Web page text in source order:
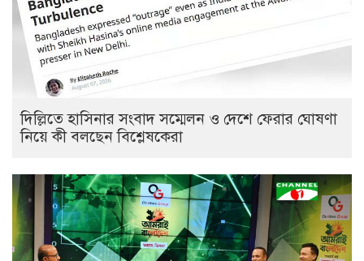
দিল্লিতে হাসিনার সংবাদ সম্মেলন ও দেশে ফেরার ঘোষণা
নিয়ে কী বলছেন বিশ্লেষকেরা